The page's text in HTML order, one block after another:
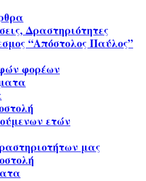
Δραστηριότητες
“Απόστολος Παύλος”
φορέων
ετών
μας